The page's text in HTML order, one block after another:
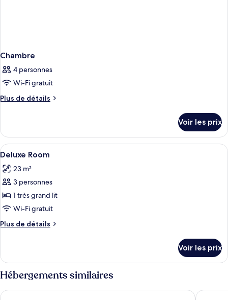
Chambre
4 personnes
Wi-Fi gratuit
Plus de détails
Plus
le
type
de
Chambre
Voir les prix
Afficher
toutes
les
photos
pour
ce
type
de
Deluxe
Room
Literie de qualité supérieure, couette
9
Deluxe Room
23 m²
3 personnes
1 très grand lit
Wi-Fi gratuit
Plus de détails
Plus
le
type
de
chambre
Deluxe
Voir les prix
Hébergements similaires
B&B HOTEL Remilia Holiday